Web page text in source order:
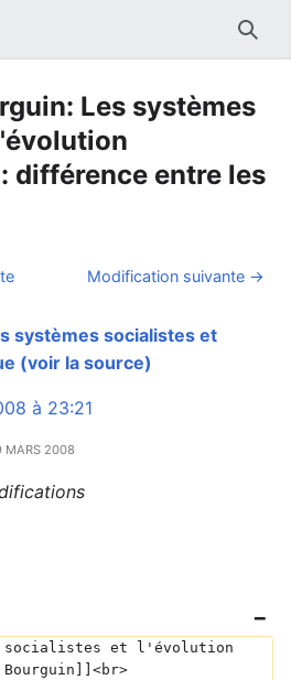
Les systèmes
différence entre les
Modification suivante →
systèmes socialistes et
(voir la source)
à 23:21
MARS 2008
socialistes et l'évolution
Bourguin]]<br>